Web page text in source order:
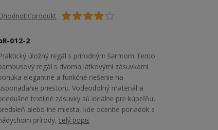
produkt
012-2
úložný regál s prírodným šarmom Tento
regál s dvoma látkovými zásuvkami
elegantné a funkčné riešenie na
priestoru. Vodeodolný materiál a
textilné zásuvky sú ideálne pre kúpeľňu,
alebo iné miesta, kde oceníte poriadok s
prírody. celý popis